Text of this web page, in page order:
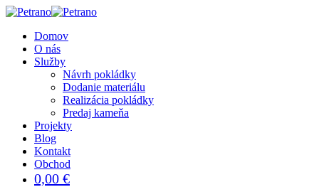
Skip
contentDomov
O nás
Služby
Návrh pokládky
Dodanie materiálu
Realizácia pokládky
Predaj kameňa
Projekty
Blog
Kontakt
Obchod
0,00 €